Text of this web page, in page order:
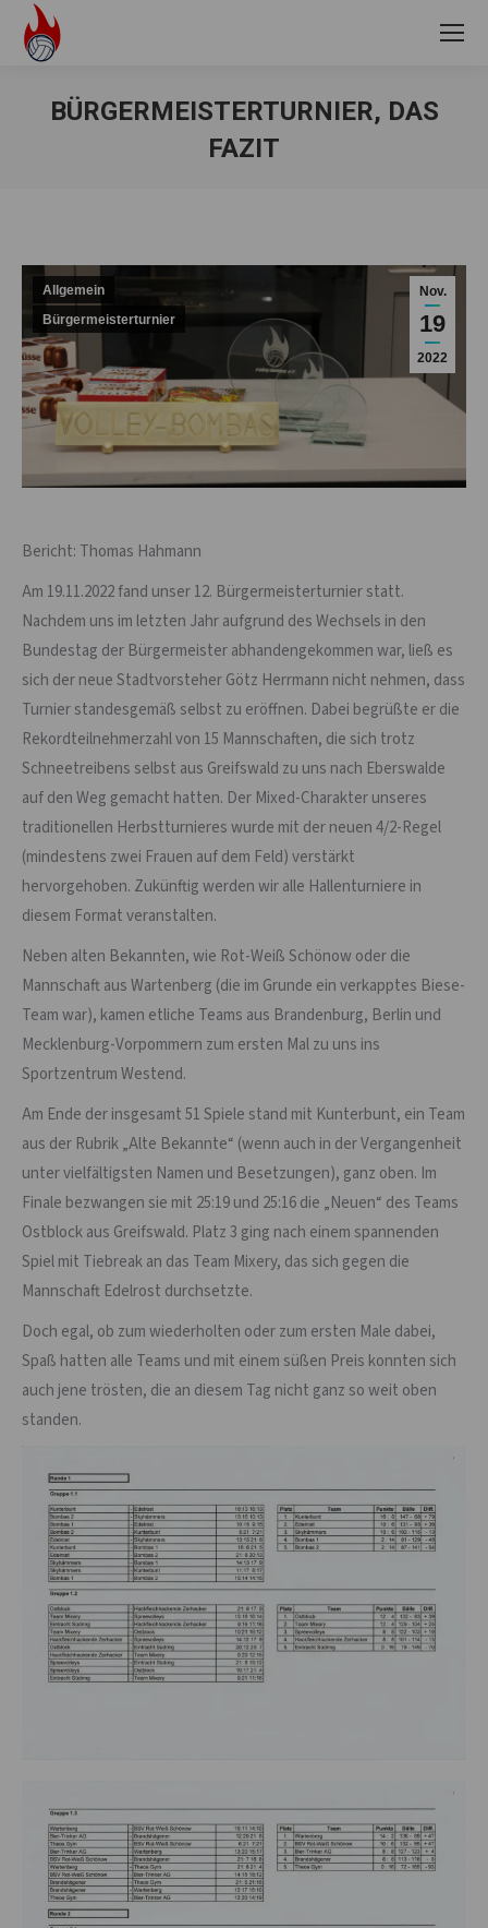
BÜRGERMEISTERTURNIER, DAS
FAZIT
Nov.
19
2022
Allgemein
Bürgermeisterturnier
Bericht: Thomas Hahmann
Am 19.11.2022 fand unser 12. Bürgermeisterturnier statt.
Nachdem uns im letzten Jahr aufgrund des Wechsels in den
Bundestag der Bürgermeister abhandengekommen war, ließ es
sich der neue Stadtvorsteher Götz Herrmann nicht nehmen, dass
Turnier standesgemäß selbst zu eröffnen. Dabei begrüßte er die
Rekordteilnehmerzahl von 15 Mannschaften, die sich trotz
Schneetreibens selbst aus Greifswald zu uns nach Eberswalde
auf den Weg gemacht hatten. Der Mixed-Charakter unseres
traditionellen Herbstturnieres wurde mit der neuen 4/2-Regel
(mindestens zwei Frauen auf dem Feld) verstärkt
hervorgehoben. Zukünftig werden wir alle Hallenturniere in
diesem Format veranstalten.
Neben alten Bekannten, wie Rot-Weiß Schönow oder die
Mannschaft aus Wartenberg (die im Grunde ein verkapptes Biese-
Team war), kamen etliche Teams aus Brandenburg, Berlin und
Mecklenburg-Vorpommern zum ersten Mal zu uns ins
Sportzentrum Westend.
Am Ende der insgesamt 51 Spiele stand mit Kunterbunt, ein Team
aus der Rubrik „Alte Bekannte“ (wenn auch in der Vergangenheit
unter vielfältigsten Namen und Besetzungen), ganz oben. Im
Finale bezwangen sie mit 25:19 und 25:16 die „Neuen“ des Teams
Ostblock aus Greifswald. Platz 3 ging nach einem spannenden
Spiel mit Tiebreak an das Team Mixery, das sich gegen die
Mannschaft Edelrost durchsetzte.
Doch egal, ob zum wiederholten oder zum ersten Male dabei,
Spaß hatten alle Teams und mit einem süßen Preis konnten sich
auch jene trösten, die an diesem Tag nicht ganz so weit oben
standen.